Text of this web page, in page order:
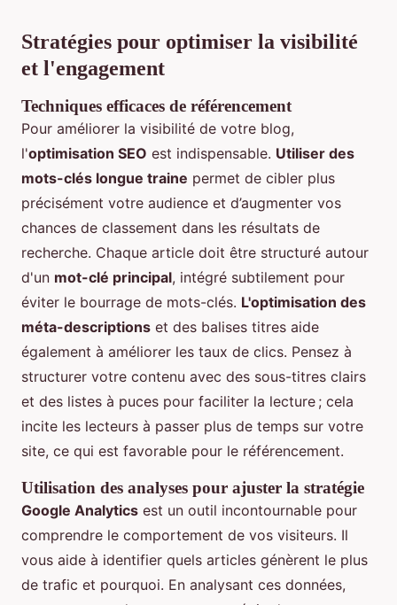
Stratégies pour optimiser la visibilité
et l'engagement
Techniques efficaces de référencement
Pour améliorer la visibilité de votre blog,
l'optimisation SEO est indispensable. Utiliser des
mots-clés longue traine permet de cibler plus
précisément votre audience et d’augmenter vos
chances de classement dans les résultats de
recherche. Chaque article doit être structuré autour
d'un mot-clé principal, intégré subtilement pour
éviter le bourrage de mots-clés. L'optimisation des
méta-descriptions et des balises titres aide
également à améliorer les taux de clics. Pensez à
structurer votre contenu avec des sous-titres clairs
et des listes à puces pour faciliter la lecture ; cela
incite les lecteurs à passer plus de temps sur votre
site, ce qui est favorable pour le référencement.
Utilisation des analyses pour ajuster la stratégie
Google Analytics est un outil incontournable pour
comprendre le comportement de vos visiteurs. Il
vous aide à identifier quels articles génèrent le plus
de trafic et pourquoi. En analysant ces données,